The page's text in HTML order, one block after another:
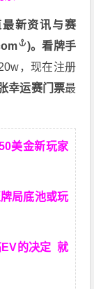
新资讯与赛
)。看牌手
，现在注册
幸运赛门票最
美金新玩家
局底池或玩
的决定就